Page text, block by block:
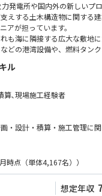
発電所や国内外の新しいプ
えする土木構造物に関する
アが担っています。
も海に隣接する広大な敷地
どの港湾設備や、燃料タン
水路設備などその種類は多種
大なトンネルの掘削、さらに
ます。このように土木エン
活躍しています。
関わることができるのは、
ブルシューティング、保全推
プラクティス展開の実行
の設計・積算、工事管理
サービスの実施支援（外販
ル
算､現場施工経験者
・設計・積算・施工管理に
時点（単体4,167名））
想定年収